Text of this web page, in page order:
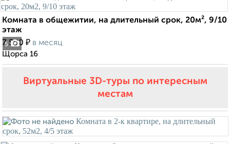
5
Комната в общежитии, на длительный срок, 20м², 9/10
этаж
7 500 ₽ в месяц
Щорса 16
Виртуальные 3D-туры по интересным
местам